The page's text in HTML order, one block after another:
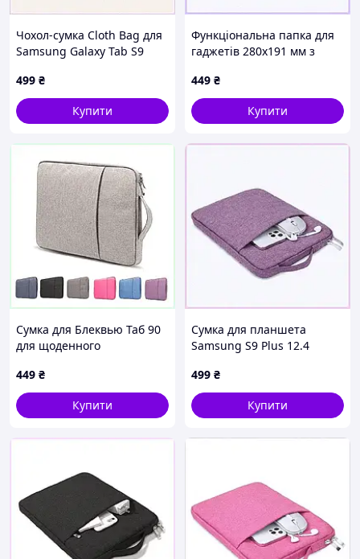
Чохол-сумка Cloth Bag для
Samsung Galaxy Tab S9
499 ₴
Купити
Функціональна папка для
гаджетів 280х191 мм з
59C6K5P891
449 ₴
Купити
Сумка для Блеквью Таб 90
для щоденного
449 ₴
Купити
Сумка для планшета
Samsung S9 Plus 12.4
4481348AA
499 ₴
Купити